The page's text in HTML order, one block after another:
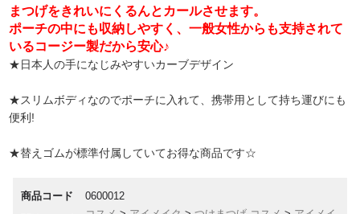
まつげをきれいにくるんとカールさせます。
ポーチの中にも収納しやすく、一般女性からも支持されて
いるコージー製だから安心♪
★日本人の手になじみやすいカーブデザイン
★スリムボディなのでポーチに入れて、携帯用として持ち運びにも
便利!
★替えゴムが標準付属していてお得な商品です☆
商品コード 0600012